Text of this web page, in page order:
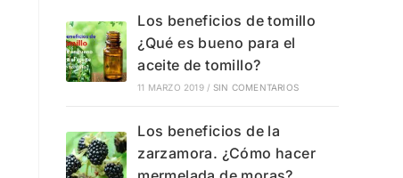
Los beneficios de tomillo
¿Qué es bueno para el
aceite de tomillo?
11 MARZO 2019 / SIN COMENTARIOS
Los beneficios de la
zarzamora. ¿Cómo hacer